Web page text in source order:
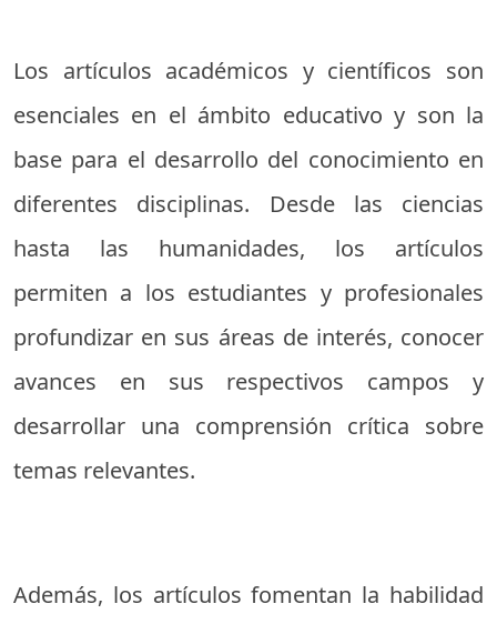
Los artículos académicos y científicos son
esenciales en el ámbito educativo y son la
base para el desarrollo del conocimiento en
diferentes disciplinas. Desde las ciencias
hasta las humanidades, los artículos
permiten a los estudiantes y profesionales
profundizar en sus áreas de interés, conocer
avances en sus respectivos campos y
desarrollar una comprensión crítica sobre
temas relevantes.
Además, los artículos fomentan la habilidad